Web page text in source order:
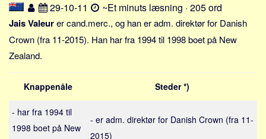
JLKM.dk
Lande
Tyrkiet
Spanien
Frankrig
Sverige
Norge
29-10-11 ~Et minuts læsning · 205 ord
Jais Valeurer cand.merc., og han er adm. direktør for Danish
Crown (fra 11-2015). Han har fra 1994 til 1998 boet på New
Zealand.
Knappenåle Steder *)
- har fra 1994 til
1998 boet på New
- er adm. direktør for Danish Crown (fra 11-
2015)